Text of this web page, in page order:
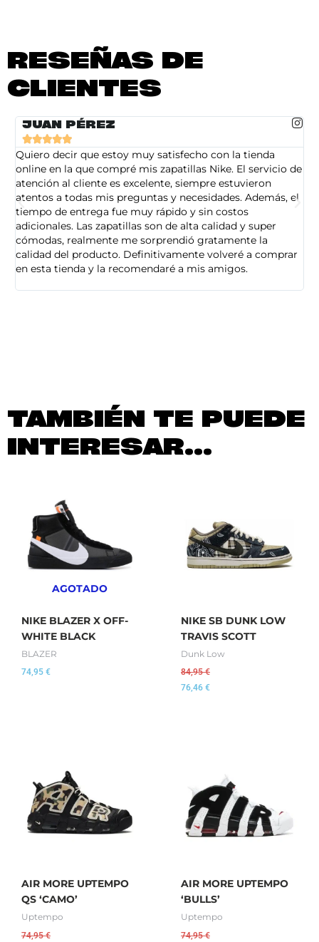
RESEÑAS DE
CLIENTES
JUAN PÉREZ

Quiero decir que estoy muy satisfecho con la tienda
online en la que compré mis zapatillas Nike. El servicio de
atención al cliente es excelente, siempre estuvieron
atentos a todas mis preguntas y necesidades. Además, el
tiempo de entrega fue muy rápido y sin costos
adicionales. Las zapatillas son de alta calidad y super
cómodas, realmente me sorprendió gratamente la
calidad del producto. Definitivamente volveré a comprar
en esta tienda y la recomendaré a mis amigos.
TAMBIÉN TE PUEDE
INTERESAR...
AGOTADO
NIKE BLAZER X OFF-
WHITE BLACK
BLAZER
74,95 €
NIKE SB DUNK LOW
TRAVIS SCOTT
Dunk Low
84,95€
76,46 €
AIR MORE UPTEMPO
QS ‘CAMO’
Uptempo
74,95€
AIR MORE UPTEMPO
‘BULLS’
Uptempo
74,95€